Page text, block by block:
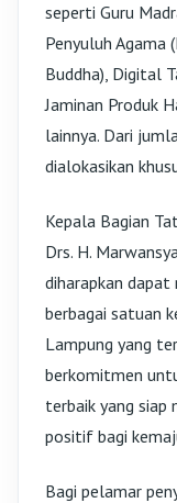
seperti Guru
Penyuluh Agama
Buddha), Digital
Jaminan Produk
lainnya. Dari
dialokasikan
Kepala Bagian
Drs. H.
diharapkan dapat
berbagai satuan
Lampung yang
berkomitmen
terbaik yang siap
positif bagi
Bagi pelamar